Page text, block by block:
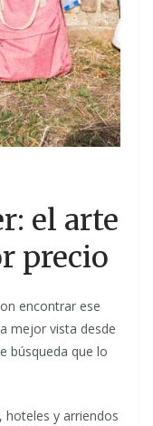
el arte
precio
encontrar ese
mejor vista desde
búsqueda que lo
hoteles y arriendos